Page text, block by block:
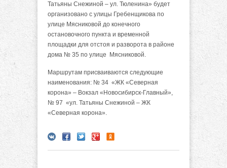
Татьяны Снежиной – ул. Тюленина» будет
организовано с улицы Гребенщикова по
улице Мясниковой до конечного
остановочного пункта и временной
площадки для отстоя и разворота в районе
дома № 35 по улице Мясниковой.
Маршрутам присваиваются следующие
наименования: № 34 «ЖК «Северная
корона» – Вокзал «Новосибирск-Главный»,
№ 97 «ул. Татьяны Снежиной – ЖК
«Северная корона».